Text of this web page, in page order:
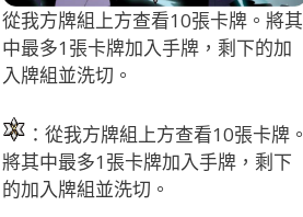
從我方牌組上方查看10張卡牌。將其
中最多1張卡牌加入手牌，剩下的加
入牌組並洗切。
：從我方牌組上方查看10張卡牌。
將其中最多1張卡牌加入手牌，剩下
的加入牌組並洗切。